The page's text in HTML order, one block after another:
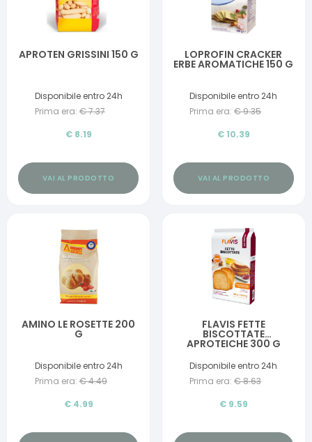
APROTEN GRISSINI 150 G
Disponibile entro 24h
Prima era: €7.37
€ 8.19
VAI AL PRODOTTO
LOPROFIN CRACKER
ERBE AROMATICHE 150 G
Disponibile entro 24h
Prima era: €9.35
€ 10.39
VAI AL PRODOTTO
AMINO LE ROSETTE 200
G
Disponibile entro 24h
Prima era: €4.49
€ 4.99
FLAVIS FETTE
BISCOTTATE
APROTEICHE 300 G
Disponibile entro 24h
Prima era: €8.63
€ 9.59